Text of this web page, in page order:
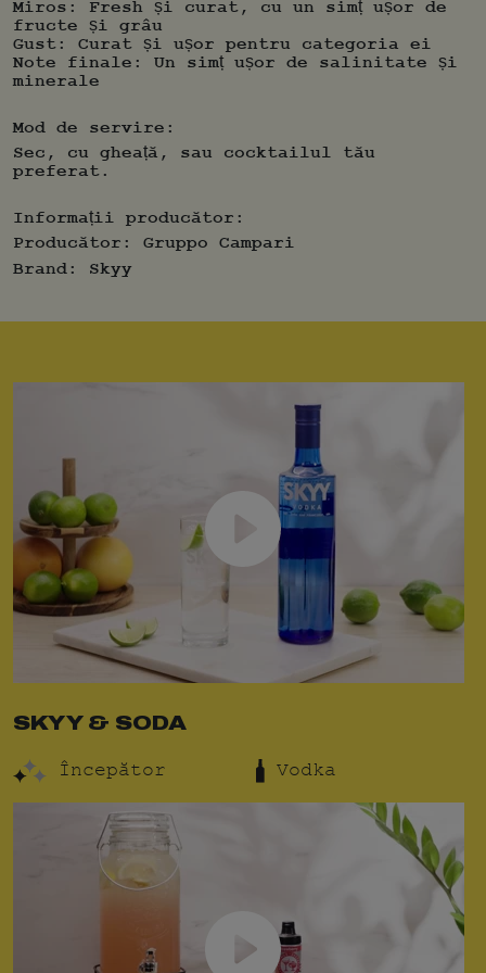
Miros: Fresh și curat, cu un simț ușor de
fructe și grâu
Gust: Curat și ușor pentru categoria ei
Note finale: Un simț ușor de salinitate și
minerale
Mod de servire:
Sec, cu gheață, sau cocktailul tău
preferat.
Informații producător:
Producător:
Gruppo Campari
Brand:
Skyy
SKYY & SODA
Începător Vodka